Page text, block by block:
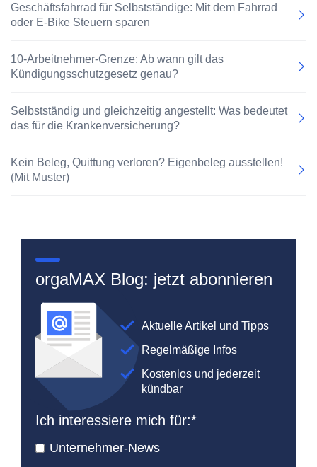
Geschäftsfahrrad für Selbstständige: Mit dem Fahrrad
oder E-Bike Steuern sparen
10-Arbeitnehmer-Grenze: Ab wann gilt das
Kündigungsschutzgesetz genau?
Selbstständig und gleichzeitig angestellt: Was bedeutet
das für die Krankenversicherung?
Kein Beleg, Quittung verloren? Eigenbeleg ausstellen!
(Mit Muster)
orgaMAX Blog: jetzt abonnieren
Aktuelle Artikel und Tipps
Regelmäßige Infos
Kostenlos und jederzeit
kündbar
Ich interessiere mich für:*
Unternehmer-News